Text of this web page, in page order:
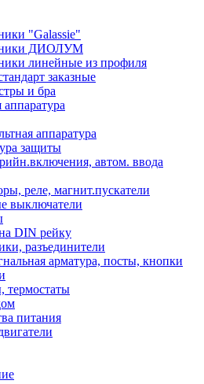
"Galassie"
ДИОЛУМ
линейные из профиля
заказные
и бра
аппаратура
аппаратура
защиты
автом. ввода
реле, магнит.пускатели
выключатели
DIN рейку
разъединители
арматура, посты, кнопки
термостаты
питания